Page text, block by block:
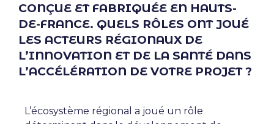
CONÇUE ET FABRIQUÉE EN HAUTS-
DE-FRANCE. QUELS RÔLES ONT JOUÉ
LES ACTEURS RÉGIONAUX DE
L’INNOVATION ET DE LA SANTÉ DANS
L’ACCÉLÉRATION DE VOTRE PROJET ?
L’écosystème régional a joué un rôle